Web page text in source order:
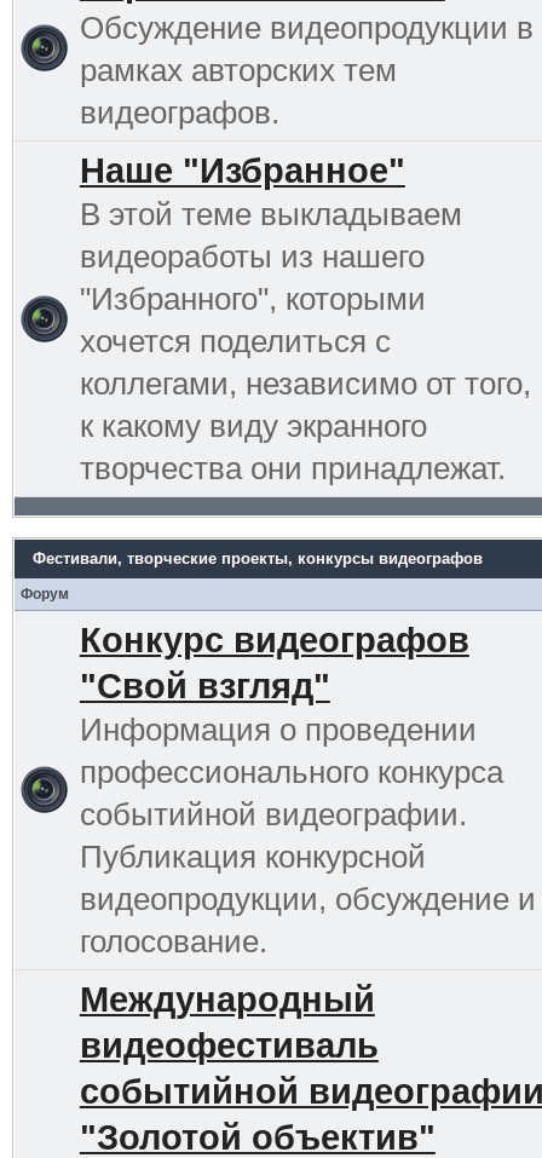
Обсуждение видеопродукции в
рамках авторских тем
видеографов.
Наше "Избранное"
В этой теме выкладываем
видеоработы из нашего
"Избранного", которыми
хочется поделиться с
коллегами, независимо от того,
к какому виду экранного
творчества они принадлежат.
Фестивали, творческие проекты, конкурсы видеографов
Форум
Конкурс видеографов
"Свой взгляд"
Информация о проведении
профессионального конкурса
событийной видеографии.
Публикация конкурсной
видеопродукции, обсуждение и
голосование.
Международный
видеофестиваль
событийной
"Золотой объектив"